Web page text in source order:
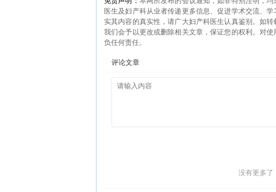
医生及妇产科从业者传递更多信息、促进学术交流、
实其内容的真实性，请广大妇产科医生认真鉴别。如
我们会予以更改或删除相关文章，保证您的权利。对
负任何责任。
评论文章
没有更多了